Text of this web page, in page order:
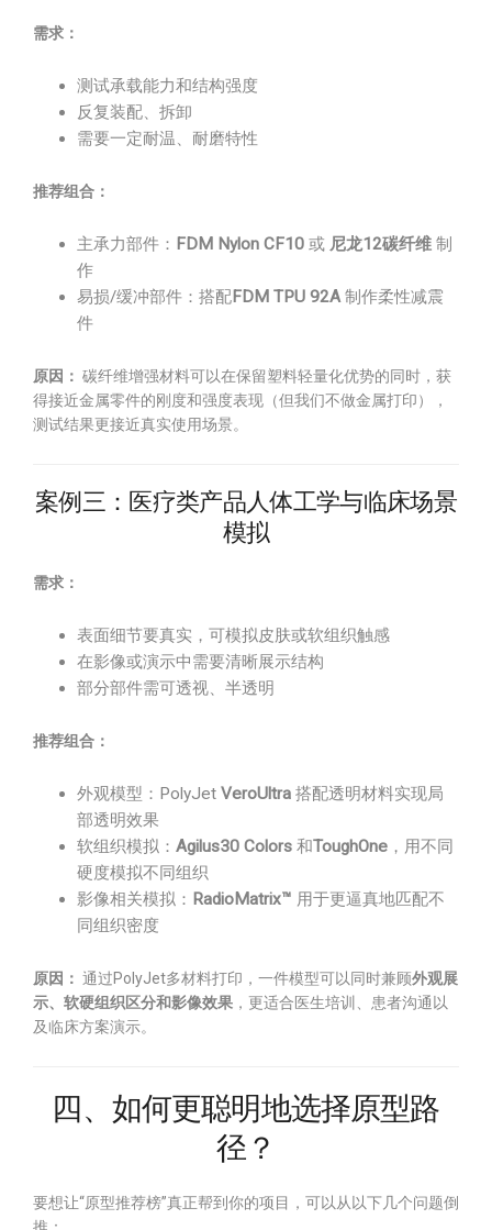
需求：
测试承载能力和结构强度
反复装配、拆卸
需要一定耐温、耐磨特性
推荐组合：
主承力部件： FDM Nylon CF10 或 尼龙12碳纤维 制
作
易损/缓冲部件：搭配FDM TPU 92A制作柔性减震
件
原因： 碳纤维增强材料可以在保留塑料轻量化优势的同时，获
得接近金属零件的刚度和强度表现（但我们不做金属打印），
测试结果更接近真实使用场景。
案例三：医疗类产品人体工学与临床场景
模拟
需求：
表面细节要真实，可模拟皮肤或软组织触感
在影像或演示中需要清晰展示结构
部分部件需可透视、半透明
推荐组合：
外观模型：PolyJet VeroUltra 搭配透明材料实现局
部透明效果
软组织模拟： Agilus30 Colors 和ToughOne ，用不同
硬度模拟不同组织
影像相关模拟： RadioMatrix™ 用于更逼真地匹配不
同组织密度
原因： 通过PolyJet多材料打印，一件模型可以同时兼顾外观展
示、软硬组织区分和影像效果 ，更适合医生培训、患者沟通以
及临床方案演示。
四、如何更聪明地选择原型路
径？
要想让“原型推荐榜”真正帮到你的项目，可以从以下几个问题倒